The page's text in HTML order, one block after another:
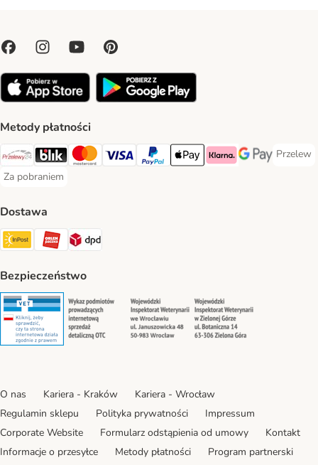
Metody płatności
Przelewy24 Payment Method
Blik Payment Method
MasterCard Payment Method
Visa Payment Method
PayPal Payment Method
Apple Pay Payment Method
Klarna Payment Method
Google Pay
Przelew
Przelew
Za pobraniem
Za pobraniem Payment Method
Dostawa
Paczkomat® Shipping Method
ORLEN Paczka Shipping Method
DPD Shipping Method
Bezpieczeństwo
Security Security Security
O nas Kariera - Kraków
Kariera - Wrocław
Regulamin sklepu
Polityka prywatności
Impressum
Corporate Website
Formularz odstąpienia od umowy
Kontakt
Informacje o przesyłce
Metody płatności
Program partnerski